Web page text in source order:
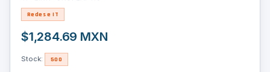
Redes e IT
$1,284.69 MXN
Stock: 500